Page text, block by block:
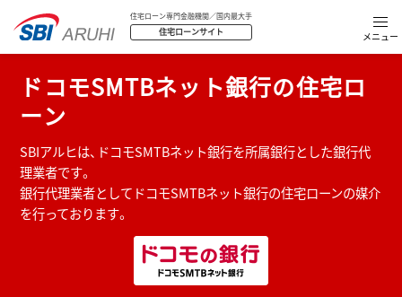
住宅ローン専門金融機関／国内最大手
住宅ローンサイト
ドコモSMTBネット銀行の住宅ロ
ーン
SBIアルヒは、ドコモSMTBネット銀行を所属銀行とした銀行代
理業者です。
銀行代理業者としてドコモSMTBネット銀行の住宅ローンの媒介
を行っております。